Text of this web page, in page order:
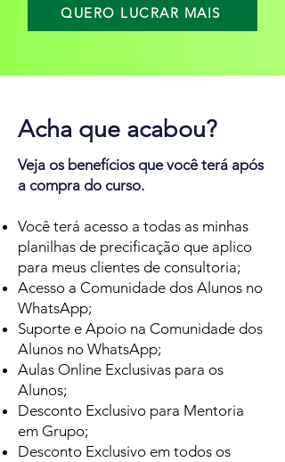
QUERO LUCRAR MAIS
Acha que acabou?
Veja os benefícios que você terá após
a compra do curso.
Você terá acesso a todas as minhas
planilhas de precificação que aplico
para meus clientes de consultoria;
Acesso a Comunidade dos Alunos no
WhatsApp;
Suporte e Apoio na Comunidade dos
Alunos no WhatsApp;
Aulas Online Exclusivas para os
Alunos;
Desconto Exclusivo para Mentoria
em Grupo;
Desconto Exclusivo em todos os